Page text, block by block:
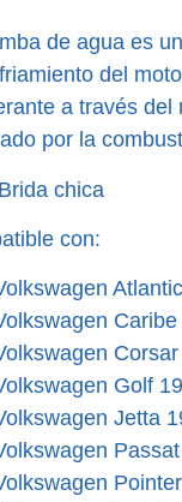
de agua es
del
a través
por la
chica
con:
Golf
Jetta